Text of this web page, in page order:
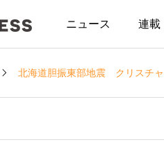
ニュース 連載
北海道胆振東部地震 クリスチャ